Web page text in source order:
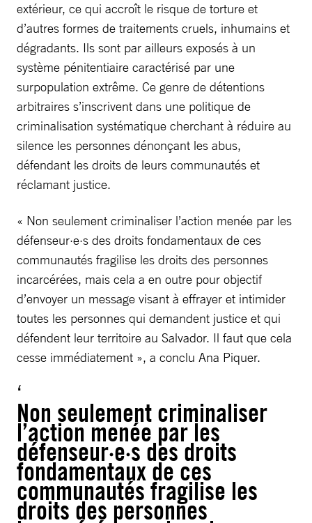
extérieur, ce qui accroît le risque de torture et
d’autres formes de traitements cruels, inhumains et
dégradants. Ils sont par ailleurs exposés à un
système pénitentiaire caractérisé par une
surpopulation extrême. Ce genre de détentions
arbitraires s’inscrivent dans une politique de
criminalisation systématique cherchant à réduire au
silence les personnes dénonçant les abus,
défendant les droits de leurs communautés et
réclamant justice.
« Non seulement criminaliser l’action menée par les
défenseur·e·s des droits fondamentaux de ces
communautés fragilise les droits des personnes
incarcérées, mais cela a en outre pour objectif
d’envoyer un message visant à effrayer et intimider
toutes les personnes qui demandent justice et qui
défendent leur territoire au Salvador. Il faut que cela
cesse immédiatement », a conclu Ana Piquer.
Non seulement criminaliser
l’action menée par les
défenseur·e·s des droits
fondamentaux de ces
communautés fragilise les
droits des personnes